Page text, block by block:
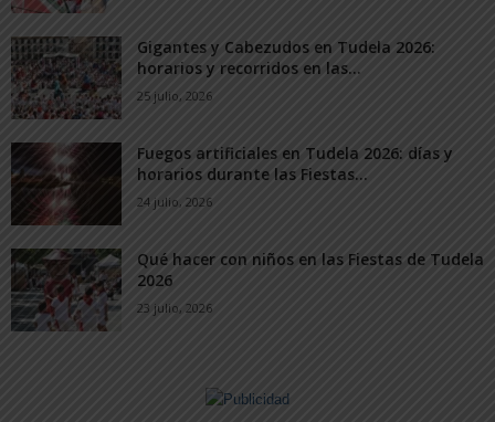
Gigantes y Cabezudos en Tudela 2026:
horarios y recorridos en las...
25 julio, 2026
Fuegos artificiales en Tudela 2026: días y
horarios durante las Fiestas...
24 julio, 2026
Qué hacer con niños en las Fiestas de Tudela
2026
23 julio, 2026